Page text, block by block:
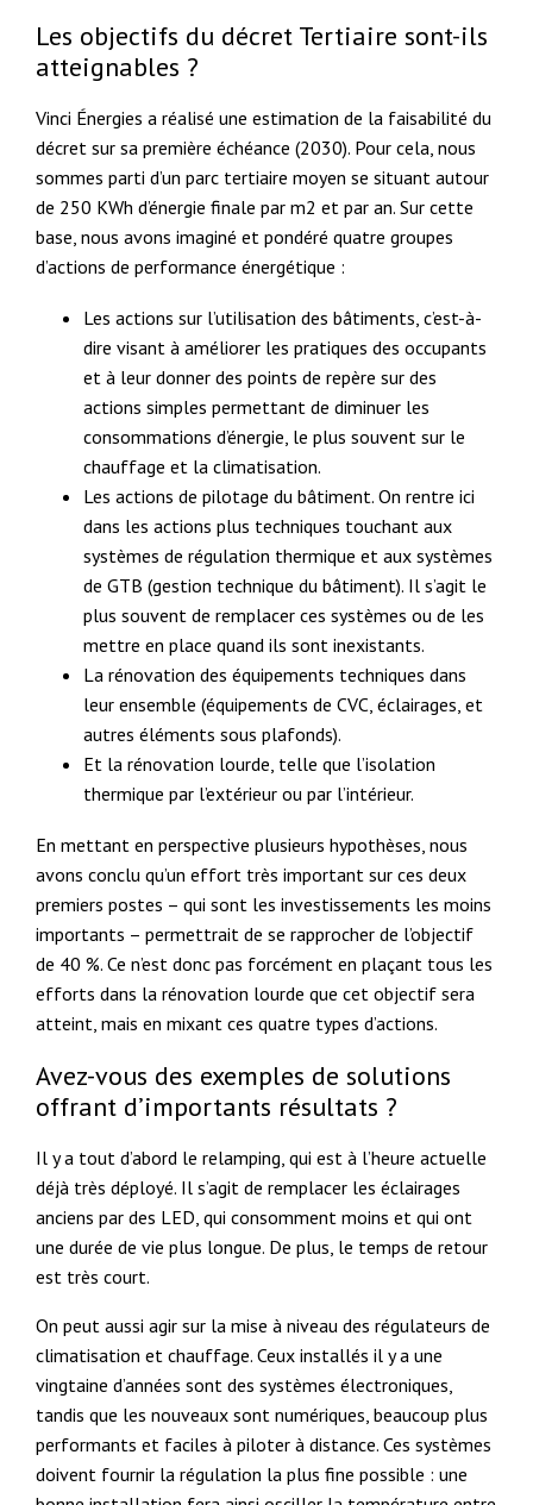
Les objectifs du décret Tertiaire sont-ils
atteignables ?
Vinci Énergies a réalisé une estimation de la faisabilité du
décret sur sa première échéance (2030). Pour cela, nous
sommes parti d’un parc tertiaire moyen se situant autour
de 250 KWh d’énergie finale par m2 et par an. Sur cette
base, nous avons imaginé et pondéré quatre groupes
d’actions de performance énergétique :
Les actions sur l’utilisation des bâtiments, c’est-à-
dire visant à améliorer les pratiques des occupants
et à leur donner des points de repère sur des
actions simples permettant de diminuer les
consommations d’énergie, le plus souvent sur le
chauffage et la climatisation.
Les actions de pilotage du bâtiment. On rentre ici
dans les actions plus techniques touchant aux
systèmes de régulation thermique et aux systèmes
de GTB (gestion technique du bâtiment). Il s’agit le
plus souvent de remplacer ces systèmes ou de les
mettre en place quand ils sont inexistants.
La rénovation des équipements techniques dans
leur ensemble (équipements de CVC, éclairages, et
autres éléments sous plafonds).
Et la rénovation lourde, telle que l’isolation
thermique par l’extérieur ou par l’intérieur.
En mettant en perspective plusieurs hypothèses, nous
avons conclu qu’un effort très important sur ces deux
premiers postes – qui sont les investissements les moins
importants – permettrait de se rapprocher de l’objectif
de 40 %. Ce n’est donc pas forcément en plaçant tous les
efforts dans la rénovation lourde que cet objectif sera
atteint, mais en mixant ces quatre types d’actions.
Avez-vous des exemples de solutions
offrant d’importants résultats ?
Il y a tout d’abord le relamping, qui est à l’heure actuelle
déjà très déployé. Il s’agit de remplacer les éclairages
anciens par des LED, qui consomment moins et qui ont
une durée de vie plus longue. De plus, le temps de retour
est très court.
On peut aussi agir sur la mise à niveau des régulateurs de
climatisation et chauffage. Ceux installés il y a une
vingtaine d’années sont des systèmes électroniques,
tandis que les nouveaux sont numériques, beaucoup plus
performants et faciles à piloter à distance. Ces systèmes
doivent fournir la régulation la plus fine possible : une